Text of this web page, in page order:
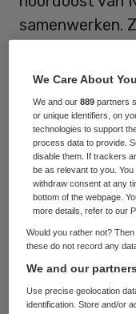
samenwerken.
Op 25
Cello,Koraal
Maashorst,
Arkel/
Kentron,
Zorginkoop
JES! staat
We Care About
We and our889 partners
or unique identifiers, on
technologies to support
process data to provide.
disable them. If trackers
be as relevant to you.
withdraw consent at any
bottom of the webpage.
more details, refer to our
Would you rather not?
these do not record any
We and our
Use precise geolocation
identification. Store and/or